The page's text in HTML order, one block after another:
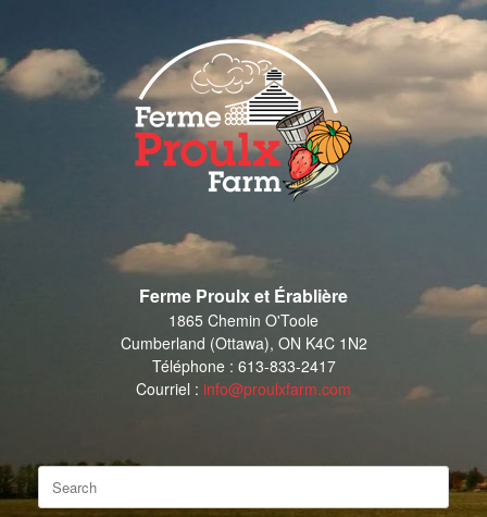
content
Ferme Proulx et Érablière
1865 Chemin O'Toole
Cumberland (Ottawa), ON K4C 1N2
Téléphone : 613-833-2417
Courriel : info@proulxfarm.com
for: